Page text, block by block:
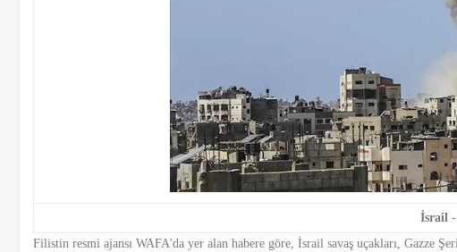
İsrail -
Filistin resmi ajansı WAFA'da yer alan habere göre, İsrail savaş uçakları, Gazze